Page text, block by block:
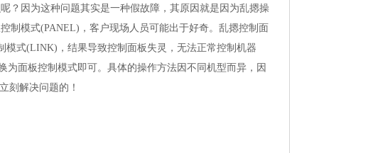
？因为这种问题其实是一种假故障，其原因就是因为乱摁操
制模式(PANEL)，客户现场人员可能出于好奇。乱摁控制面
模式(LINK)，结果导致控制面板失灵，无法正常控制机器
面板控制模式即可。具体的操作方法因不同机型而异，因
刻解决问题的！